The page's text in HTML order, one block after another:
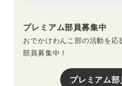
プレミアム部員募集中
おでかけわんこ部の活動を応
部員募集中！
プレミアム